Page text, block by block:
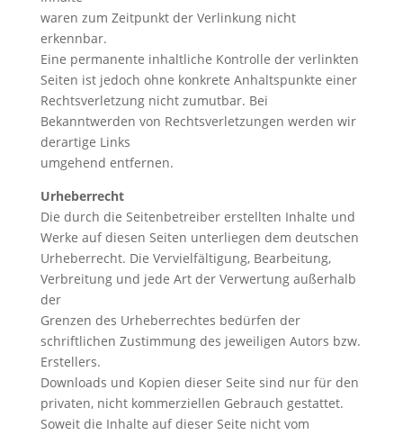
waren zum Zeitpunkt der Verlinkung nicht
erkennbar.
Eine permanente inhaltliche Kontrolle der verlinkten
Seiten ist jedoch ohne konkrete Anhaltspunkte einer
Rechtsverletzung nicht zumutbar. Bei
Bekanntwerden von Rechtsverletzungen werden wir
derartige Links
umgehend entfernen.
Urheberrecht
Die durch die Seitenbetreiber erstellten Inhalte und
Werke auf diesen Seiten unterliegen dem deutschen
Urheberrecht. Die Vervielfältigung, Bearbeitung,
Verbreitung und jede Art der Verwertung außerhalb
der
Grenzen des Urheberrechtes bedürfen der
schriftlichen Zustimmung des jeweiligen Autors bzw.
Erstellers.
Downloads und Kopien dieser Seite sind nur für den
privaten, nicht kommerziellen Gebrauch gestattet.
Soweit die Inhalte auf dieser Seite nicht vom